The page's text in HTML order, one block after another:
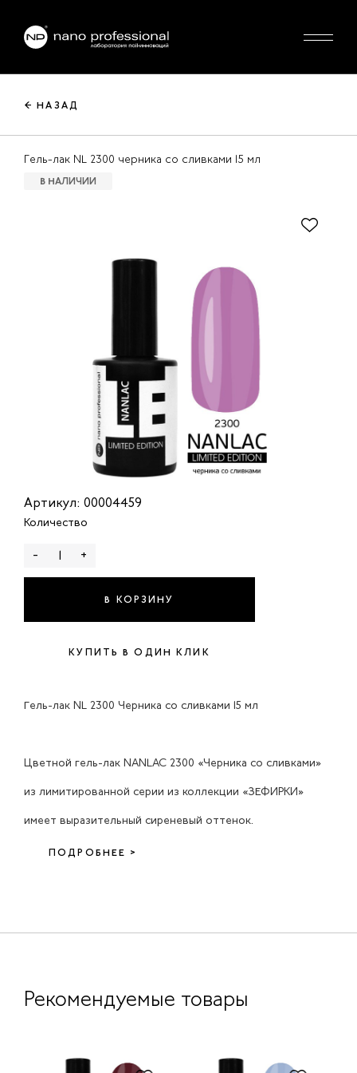
← НАЗАД
Гель-лак NL 2300 черника со сливками 15 мл
В НАЛИЧИИ
Артикул: 00004459
Количество
- +
В КОРЗИНУ
КУПИТЬ В ОДИН КЛИК
Гель-лак NL 2300 Черника со сливками 15 мл
Цветной гель-лак NANLAC 2300 «Черника со сливками»
из лимитированной серии из коллекции «ЗЕФИРКИ»
имеет выразительный сиреневый оттенок.
ПОДРОБНЕЕ >
Рекомендуемые товары